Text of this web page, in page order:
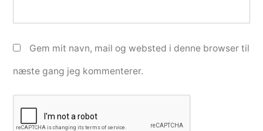
Gem mit navn, mail og websted i denne browser til
næste gang jeg kommenterer.